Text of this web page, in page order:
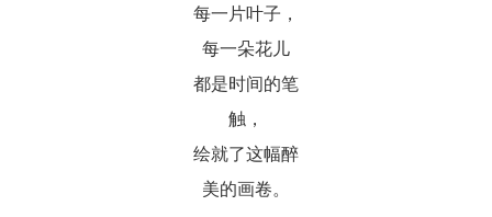
每一片叶子，
每一朵花儿
都是时间的笔
触，
绘就了这幅醉
美的画卷。